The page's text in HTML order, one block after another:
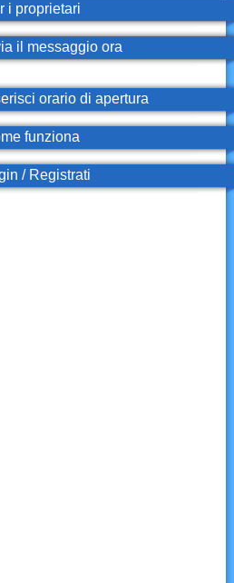
i proprietari
il messaggio ora
orario di apertura
funziona
/ Registrati